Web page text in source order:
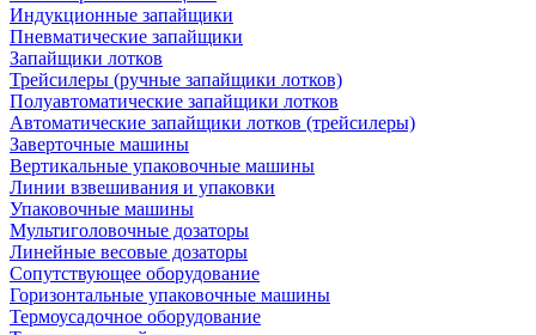
Индукционные запайщики
Пневматические запайщики
Запайщики лотков
Трейсилеры (ручные запайщики лотков)
Полуавтоматические запайщики лотков
Автоматические запайщики лотков (трейсилеры)
Заверточные машины
Вертикальные упаковочные машины
Линии взвешивания и упаковки
Упаковочные машины
Мультиголовочные дозаторы
Линейные весовые дозаторы
Сопутствующее оборудование
Горизонтальные упаковочные машины
Термоусадочное оборудование